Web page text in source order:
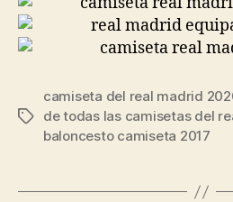
Etiquetas
camiseta del real madrid
de todas las camisetas del
baloncesto camiseta 2017